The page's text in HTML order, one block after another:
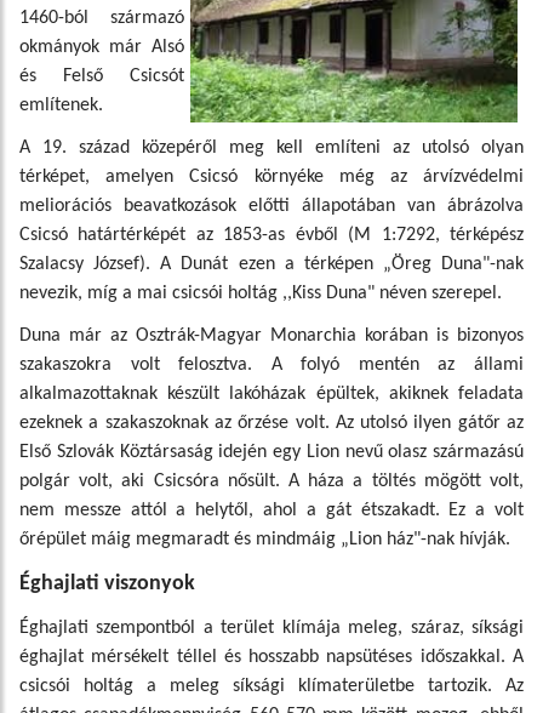
1460-ból származó
okmányok már Alsó
és Felső Csicsót
említenek.
A 19. század közepéről meg kell említeni az utolsó olyan
térképet, amelyen Csicsó környéke még az árvízvédelmi
meliorációs beavatkozások előtti állapotában van ábrázolva
Csicsó határtérképét az 1853-as évből (M 1:7292, térképész
Szalacsy József). A Dunát ezen a térképen „Öreg Duna"-nak
nevezik, míg a mai csicsói holtág ,,Kiss Duna" néven szerepel.
Duna már az Osztrák-Magyar Monarchia korában is bizonyos
szakaszokra volt felosztva. A folyó mentén az állami
alkalmazottaknak készült lakóházak épültek, akiknek feladata
ezeknek a szakaszoknak az őrzése volt. Az utolsó ilyen gátőr az
Első Szlovák Köztársaság idején egy Lion nevű olasz származású
polgár volt, aki Csicsóra nősült. A háza a töltés mögött volt,
nem messze attól a helytől, ahol a gát étszakadt. Ez a volt
őrépület máig megmaradt és mindmáig „Lion ház"-nak hívják.
Éghajlati viszonyok
Éghajlati szempontból a terület klímája meleg, száraz, síksági
éghajlat mérsékelt téllel és hosszabb napsütéses időszakkal. A
csicsói holtág a meleg síksági klímaterületbe tartozik. Az